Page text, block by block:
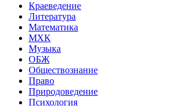
Краеведение
Литература
Математика
МХК
Музыка
ОБЖ
Обществознание
Право
Природоведение
Психология